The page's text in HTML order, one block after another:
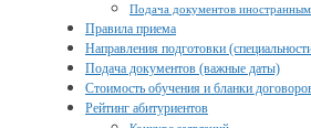
Подача документов
Правила приема
Направления подготовки
Подача документов (важные даты)
Стоимость обучения и бланки
Рейтинг абитуриентов